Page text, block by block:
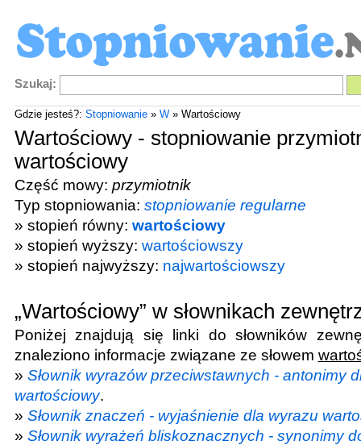
Szukaj:
Gdzie jesteś?: Stopniowanie» W» Wartościowy
Wartościowy - stopniowanie
wartościowy
Część mowy: przymiotnik
Typ stopniowania: stopniowanie regularne
» stopień równy: wartościowy
» stopień wyższy: wartościowszy
» stopień najwyższy: najwartościowszy
„Wartościowy” w słownikach
Poniżej znajdują się linki do słowników
znaleziono informacje związane ze słowem
» Słownik wyrazów przeciwstawnych - antonimy
wartościowy.
» Słownik znaczeń - wyjaśnienie dla wyrazu
» Słownik wyrażeń bliskoznacznych - synonimy